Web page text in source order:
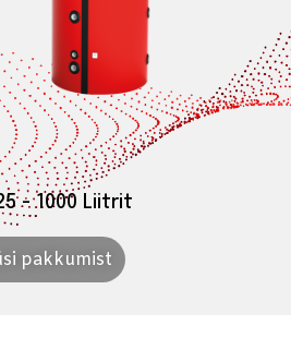
- 1000 Liitrit
pakkumist